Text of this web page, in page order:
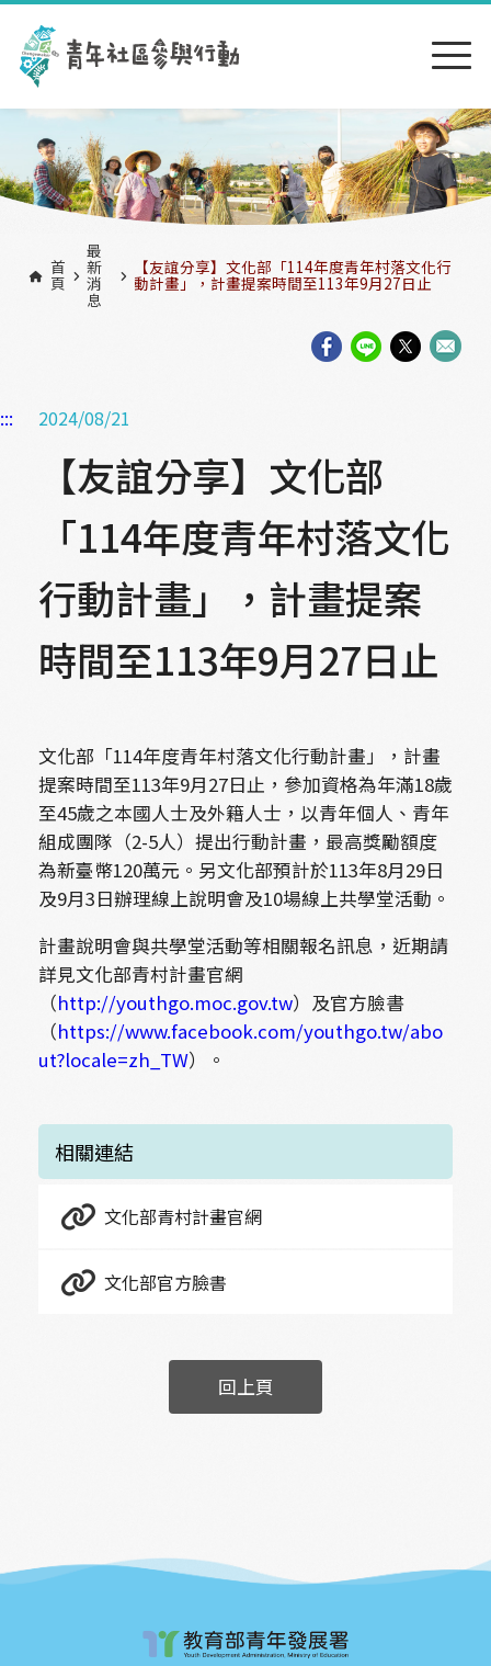
跳到主要內容區塊
首
頁
最
新
消
息
【友誼分享】文化部「114年度青年村落文化行
動計畫」，計畫提案時間至113年9月27日止
::: 2024/08/21
【友誼分享】文化部
「114年度青年村落文化
行動計畫」，計畫提案
時間至113年9月27日止
文化部「114年度青年村落文化行動計畫」，計畫
提案時間至113年9月27日止，參加資格為年滿18歲
至45歲之本國人士及外籍人士，以青年個人、青年
組成團隊（2-5人）提出行動計畫，最高獎勵額度
為新臺幣120萬元。另文化部預計於113年8月29日
及9月3日辦理線上說明會及10場線上共學堂活動。
計畫說明會與共學堂活動等相關報名訊息，近期請
詳見文化部青村計畫官網
（http://youthgo.moc.gov.tw）及官方臉書
（https://www.facebook.com/youthgo.tw/abo
ut?locale=zh_TW）。
相關連結
文化部青村計畫官網
文化部官方臉書
回上頁